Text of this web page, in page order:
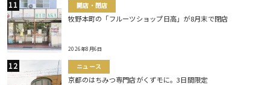
開店・閉店
牧野本町の「フルーツショップ日高」が8月末で閉店
2026年8月6日
ニュース
京都のはちみつ専門店がくずモに。3日間限定